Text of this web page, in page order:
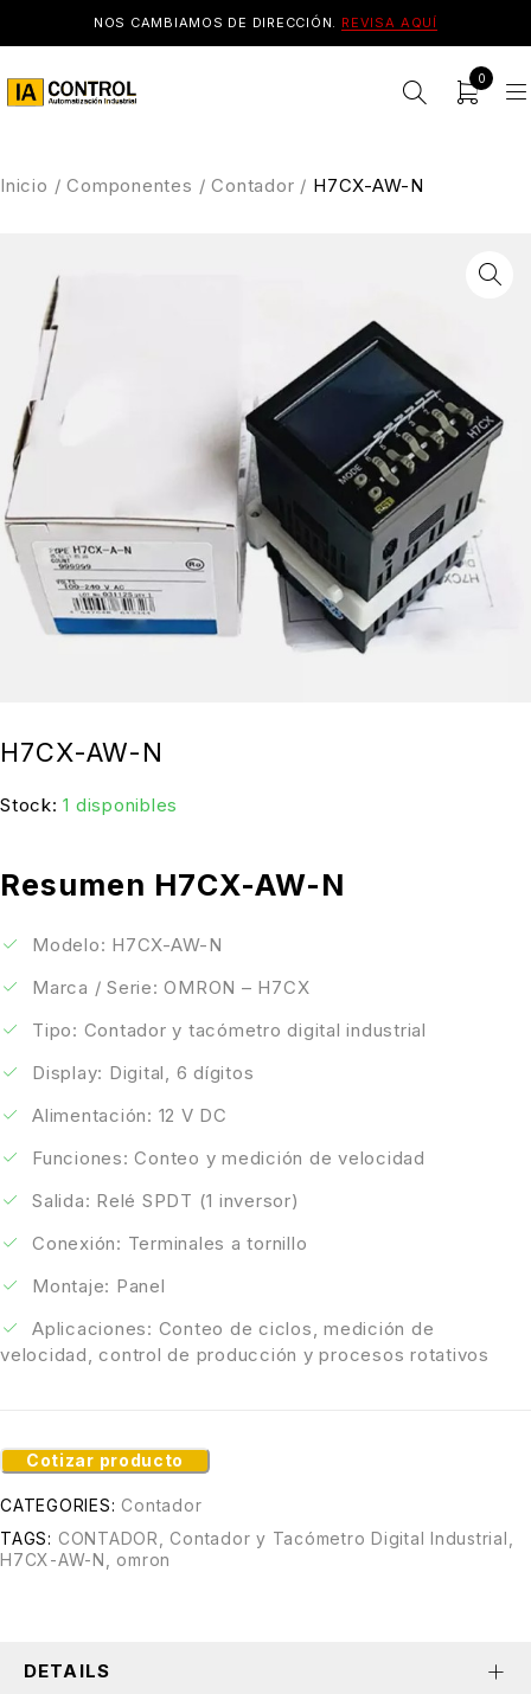
NOS CAMBIAMOS DE DIRECCIÓN. REVISA AQUÍ
0
Inicio / Componentes / Contador / H7CX-AW-N
H7CX-AW-N
Stock: 1 disponibles
Resumen H7CX-AW-N
Modelo: H7CX-AW-N
Marca / Serie: OMRON – H7CX
Tipo: Contador y tacómetro digital industrial
Display: Digital, 6 dígitos
Alimentación: 12 V DC
Funciones: Conteo y medición de velocidad
Salida: Relé SPDT (1 inversor)
Conexión: Terminales a tornillo
Montaje: Panel
Aplicaciones: Conteo de ciclos, medición de
velocidad, control de producción y procesos rotativos
Cotizar producto
CATEGORIES: Contador
TAGS: CONTADOR Contador y Tacómetro Digital Industrial
H7CX-AW-N
omron
DETAILS